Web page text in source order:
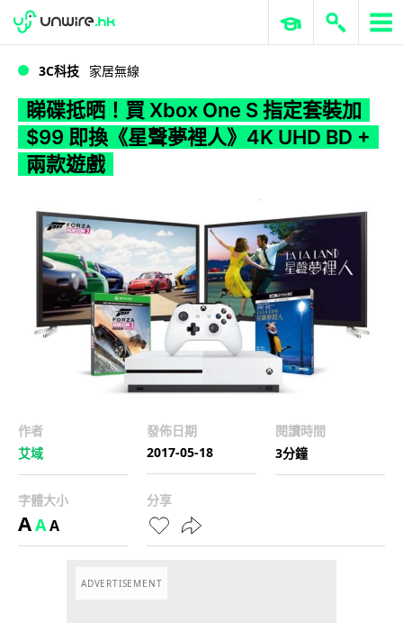
WWDC 2026 ERP 與商業 AI
3C科技 家居無線
睇碟抵晒！買 Xbox One S 指定套裝加
$99 即換《星聲夢裡人》4K UHD BD +
兩款遊戲
作者
艾域
發佈日期
2017-05-18
閱讀時間
3分鐘
字體大小
AAA
分享
ADVERTISEMENT